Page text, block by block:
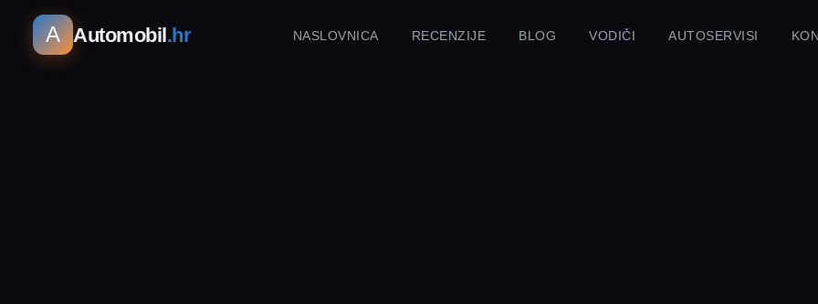
A Automobil.hr NASLOVNICA RECENZIJE BLOG VODIČI AUTOSERVISI